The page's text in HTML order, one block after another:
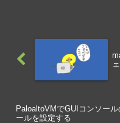
PaloaltoVMでGUIコンソール
ールを設定する